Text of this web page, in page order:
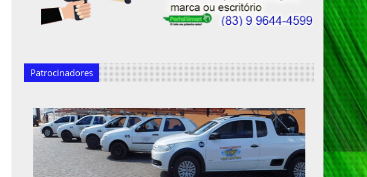
Patrocinadores